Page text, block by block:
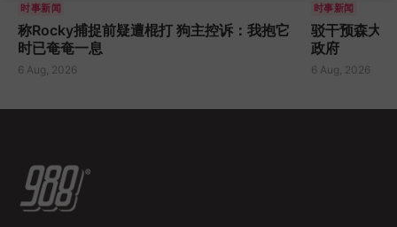
时事新闻
称Rocky捕捉前疑遭棍打 狗主控诉：我抱它
时已奄奄一息
6 Aug, 2026
时事新闻
驳干预森大
政府
6 Aug, 2026